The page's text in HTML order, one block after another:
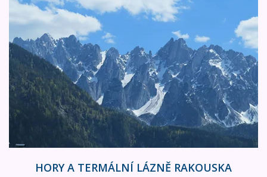
HORY A TERMÁLNÍ LÁZNĚ RAKOUSKA